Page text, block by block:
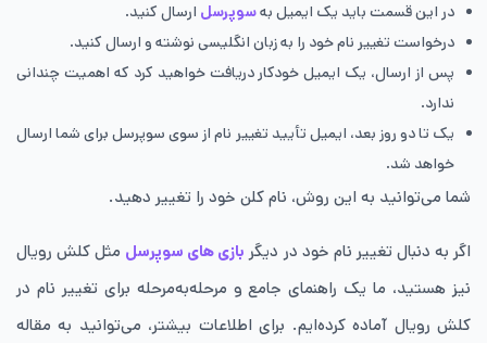
در این قسمت باید یک ایمیل بهسوپرسل ارسال کنید.
درخواست تغییر نام خود را به زبان انگلیسی نوشته و ارسال کنید.
پس از ارسال، یک ایمیل خودکار دریافت خواهید کرد که اهمیت چندانی
ندارد.
یک تا دو روز بعد، ایمیل تأیید تغییر نام از سوی سوپرسل برای شما ارسال
خواهد شد.
شما می‌توانید به این روش، نام کلن خود را تغییر دهید.
اگر به دنبال تغییر نام خود در دیگر بازی های سوپرسل مثل کلش رویال
نیز هستید، ما یک راهنمای جامع و مرحله‌به‌مرحله برای تغییر نام در
کلش رویال آماده کرده‌ایم. برای اطلاعات بیشتر، می‌توانید به مقاله